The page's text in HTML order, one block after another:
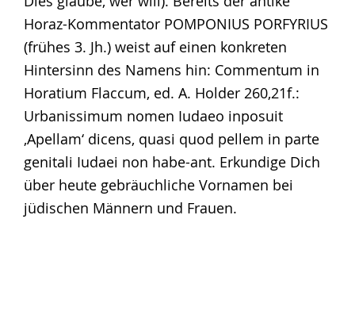
Horaz-Kommentator POMPONIUS PORFYRIUS
(frühes 3. Jh.) weist auf einen konkreten
Hintersinn des Namens hin: Commentum in
Horatium Flaccum, ed. A. Holder 260,21f.:
Urbanissimum nomen Iudaeo inposuit
‚Apellam‘ dicens, quasi quod pellem in parte
genitali Iudaei non habe-ant. Erkundige Dich
über heute gebräuchliche Vornamen bei
jüdischen Männern und Frauen.